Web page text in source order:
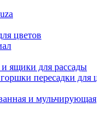
цветов
ящики для рассады
пересадки для
и мульчирующая